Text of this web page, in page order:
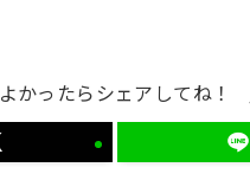
よかったらシェアしてね！